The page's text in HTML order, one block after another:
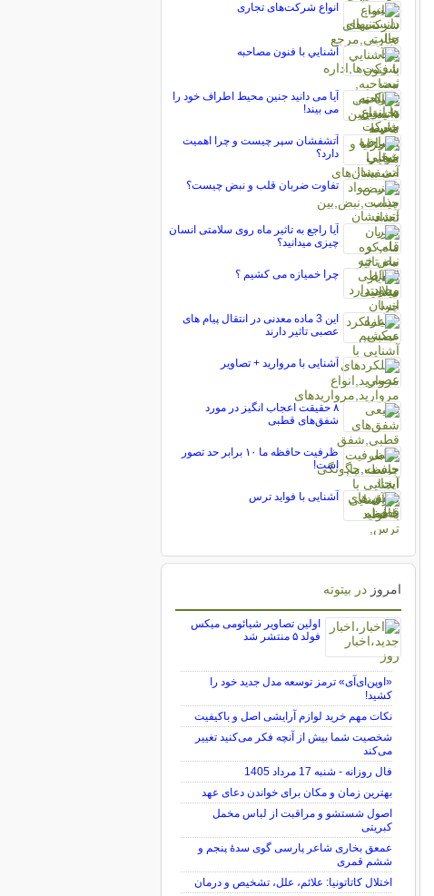
انواع شرکت‌های تجاری
آشنايي با فنون مصاحبه
آیا می دانید جنین محیط اطراف خود را
می بیند!
آتشفشان سپر چیست و چرا اهمیت
دارد؟
تفاوت ضربان قلب و نبض چیست؟
آیا راجع به تاثیر ماه روی سلامتی انسان
چیزی میدانید؟
چرا خمیازه می کشیم ؟
این 3 ماده معدنی در انتقال پیام های
عصبی تاثیر دارند
آشنایی با مروارید + تصاویر
۸ حقیقت اعجاب انگیز در مورد
شفق‌های قطبی
ظرفیت حافظه ما ۱۰ برابر حد تصور
است!
آشنایی با فواید ترس
امروز در بیتوته
اولین تصاویر شیائومی میکس
فولد ۵ منتشر شد
«اوپن‌ای‌آی» ترمز توسعه مدل جدید خود را
کشید!
نکات مهم خرید لوازم آرایشی اصل و باکیفیت
شخصیت شما بیش از آنچه فکر می‌کنید تغییر
می‌کند
فال روزانه - شنبه 17 مرداد 1405
بهترین زمان و مکان برای خواندن دعای عهد
اصول شستشو و مراقبت از لباس مخمل
کبریتی
عمعق بخاری شاعر پارسی گوی سدهٔ پنجم و
ششم قمری
اختلال کاتاتونیا: علائم، علل، تشخیص و درمان